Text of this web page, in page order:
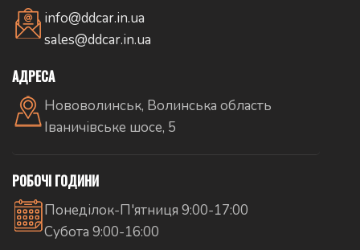
info@ddcar.in.ua
sales@ddcar.in.ua
АДРЕСА
Нововолинськ, Волинська область
Іваничівське шосе, 5
РОБОЧІ ГОДИНИ
Понеділок-П'ятниця 9:00-17:00
Субота 9:00-16:00